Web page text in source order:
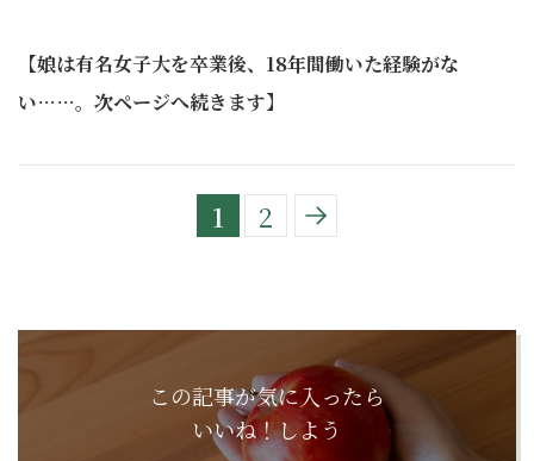
【娘は有名女子大を卒業後、18年間働いた経験がな
い……。次ページへ続きます】
1 2
この記事が気に入ったら
いいね！しよう